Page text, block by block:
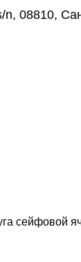
n, 08810,
сейфовой